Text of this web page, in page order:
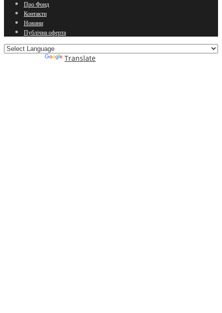
Про Фонд
Контакти
Новини
Публічна оферта
Translate